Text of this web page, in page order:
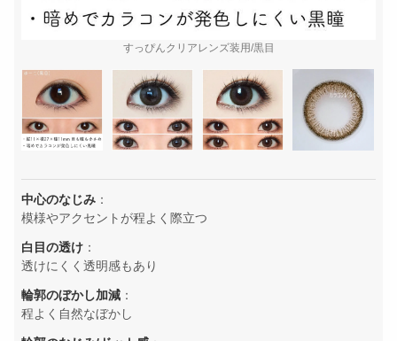
すっぴんクリアレンズ装用/黒目
中心のなじみ ：
模様やアクセントが程よく際立つ
白目の透け ：
透けにくく透明感もあり
輪郭のぼかし加減 ：
程よく自然なぼかし